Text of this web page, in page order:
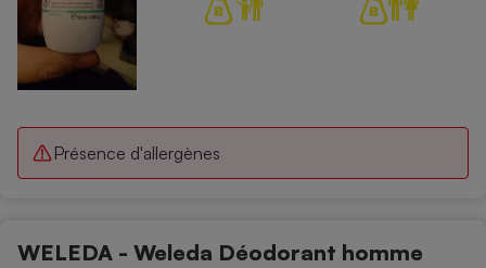
Présence d'allergènes
WELEDA - Weleda Déodorant homme